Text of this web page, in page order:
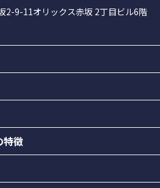
2-9-11オリックス赤坂 2丁目ビル6階
特徴